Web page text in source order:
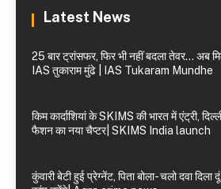
Latest News
25 बार ट्रांसफर, फिर भी नहीं बदला तेवर… अब
IAS तुकाराम मुंढे | IAS Tukaram Mundhe
किम कार्दाशियां के SKIMS की भारत में एंट्री,
फैशन का नया चैप्टर| SKIMS India launch
कुंवारी बेटी हुई प्रेग्नेंट, पिता बोला- चलो दवा